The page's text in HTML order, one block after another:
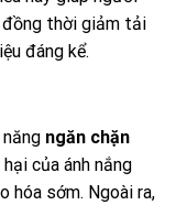
đồng thời giảm tải
đáng kể.
ngăn chặn
của ánh nắng
hóa sớm. Ngoài ra,